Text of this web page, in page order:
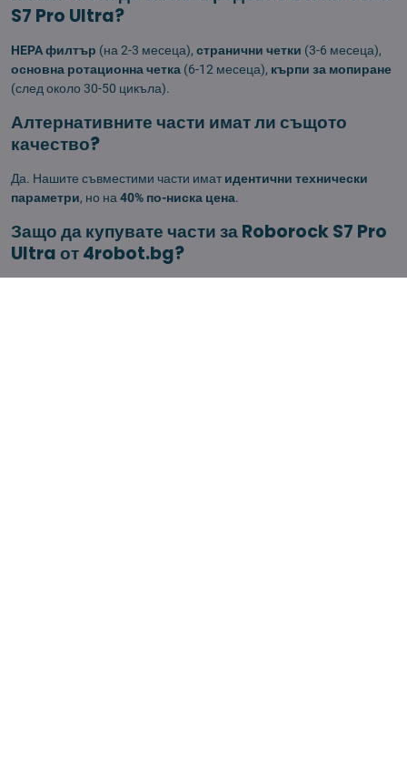
S7 Pro Ultra?
HEPA филтър (на 2-3 месеца), странични четки (3-6 месеца),
основна ротационна четка (6-12 месеца), кърпи за мопиране
(след около 30-50 цикъла).
Алтернативните части имат ли същото
качество?
Да. Нашите съвместими части имат идентични технически
параметри, но на 40% по-ниска цена.
Защо да купувате части за Roborock S7 Pro
Ultra от 4robot.bg?